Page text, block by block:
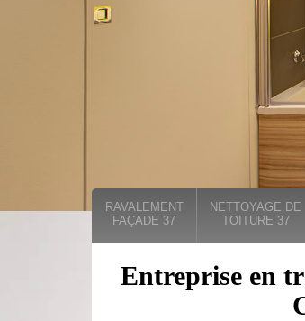
RAVALEMENT
FAÇADE 37
NETTOYAGE DE
TOITURE 37
Entreprise en